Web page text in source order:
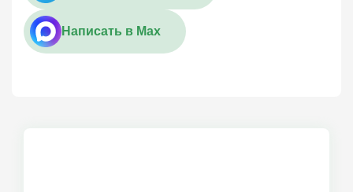
Написать в Max